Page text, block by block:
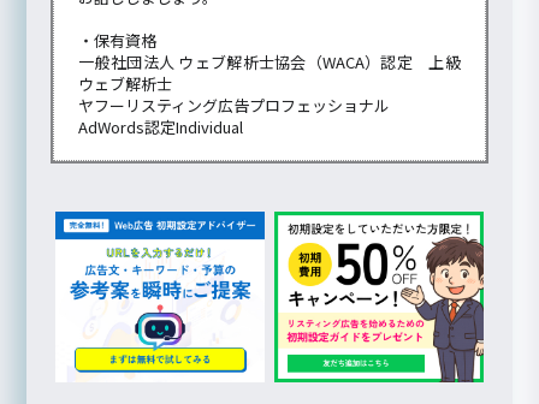
・保有資格
一般社団法人 ウェブ解析士協会（WACA）認定 上級
ウェブ解析士
ヤフーリスティング広告プロフェッショナル
AdWords認定Individual